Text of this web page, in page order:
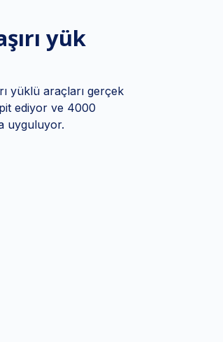
yük
yüklü araçları gerçek
ediyor ve 4000
uyguluyor.